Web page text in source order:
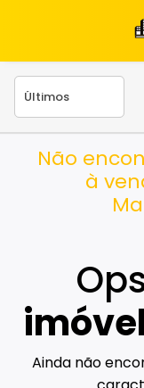
Não
à
Ainda não